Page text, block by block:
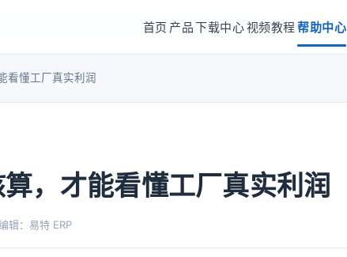
首页 产品下载中心视频教程 帮助中心
看懂工厂真实利润
，才能看懂工厂真实利润
辑：易特 ERP